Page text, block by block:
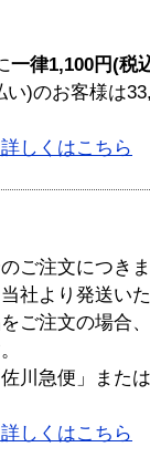
一律1,100円(税
)のお客様は
しくはこちら
ご注文につき
社より発送い
ご注文の場合
川急便」また
しくはこちら